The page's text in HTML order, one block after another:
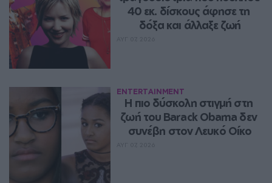
40 εκ. δίσκους άφησε τη
δόξα και άλλαξε ζωή
ENTERTAINMENT
Η πιο δύσκολη στιγμή στη
ζωή του Barack Obama δεν
συνέβη στον Λευκό Οίκο